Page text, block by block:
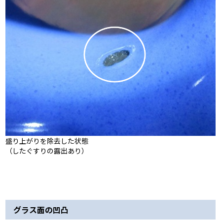
盛り上がりを除去した状態
（したぐすりの露出あり）
グラス面の凹凸